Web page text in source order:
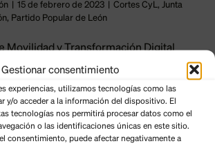
Gestionar consentimiento
experiencias, utilizamos tecnologías como las
y/o acceder a la información del dispositivo. El
tecnologías nos permitirá procesar datos como el
o las identificaciones únicas en este sitio.
consentimiento, puede afectar negativamente a
15 de febrero de 2023 Cortes CyL, Junta
, Partido Popular de León
Movilidad y Transformación Digital
[...]